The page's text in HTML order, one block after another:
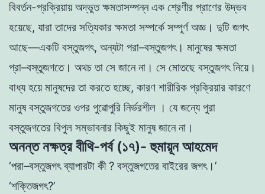
বিবর্তন-প্রক্রিয়ায় অদ্ভুত ক্ষমতাসম্পন্ন এক শ্রেণীর প্রাণের উদ্ভব
হয়েছে, যারা তাদের সত্যিকার ক্ষমতা সম্পর্কে সম্পূর্ণ অজ্ঞ। দুটি জগৎ
আছে—একটি বস্তুজগৎ, অন্যটা পরা–বস্তুজগৎ। মানুষের ক্ষমতা
প্রা–বস্তুজগতে। অথচ তা সে জানে না। সে মােতছে বস্তুজগৎ নিয়ে।
বাধ্য হয়ে মানুষদের তা করতে হচ্ছে, কারণ শারীরিক প্রক্রিয়ার কারণে
মানুষ বস্তুজগতের ওপর পুৱােপুরি নির্ভরশীল । যে জন্যে পুরা
বস্তুজগতের বিপুল সম্ভাবনার কিছুই মানুষ জানে না।
অনন্ত নক্ষত্র বীথি-পর্ব (১৭)- হুমায়ূন আহমেদ
‘পরা–বস্তুজগৎ ব্যাপারটা কী ? বস্তুজগতের বাইরের জগৎ।’
‘শক্তিজগৎ?’